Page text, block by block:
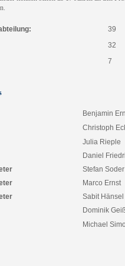
39
32
7
Benjamin
Christoph
Julia Rieple
Daniel
Stefan Soder
Marco Ernst
Sabit Hänsel
Dominik
Michael